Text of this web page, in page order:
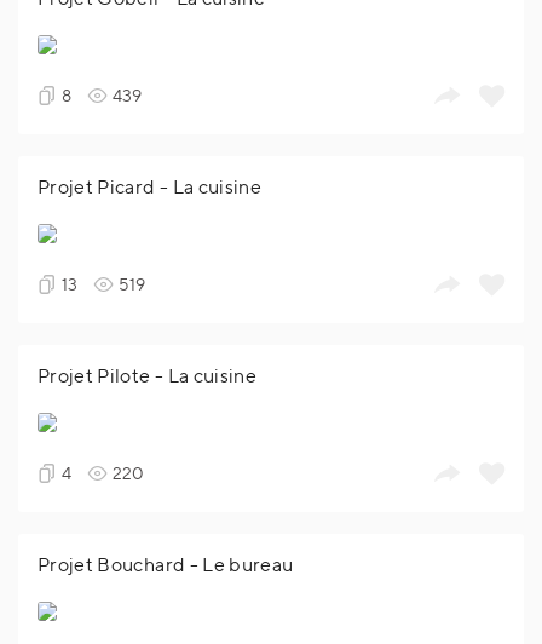
8 439
Projet Picard - La cuisine
13 519
Projet Pilote - La cuisine
4 220
Projet Bouchard - Le bureau